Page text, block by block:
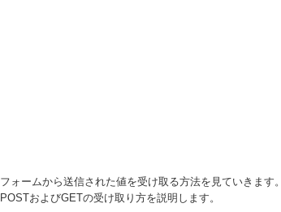
フォームから送信された値を受け取る方法を見ていきます。
POSTおよびGETの受け取り方を説明します。